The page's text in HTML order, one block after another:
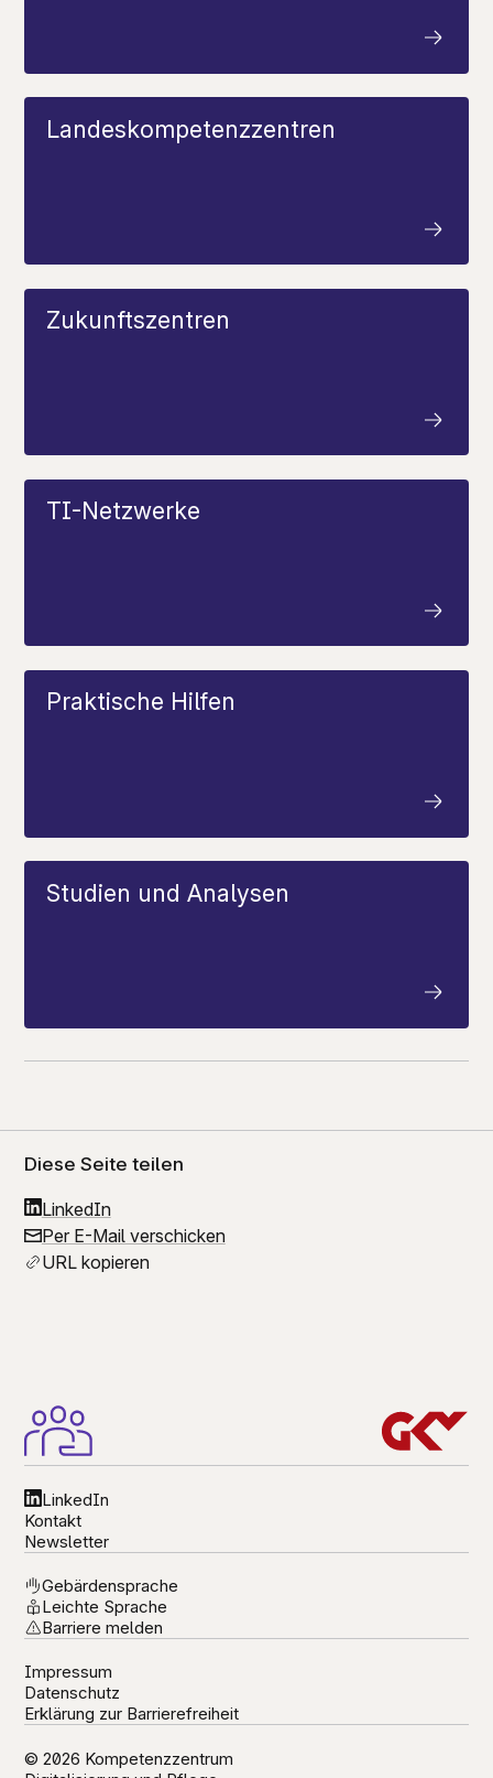
Landeskompetenzzentren
Zukunftszentren
TI-Netzwerke
Praktische Hilfen
Studien und Analysen
Diese Seite teilen
LinkedIn
Per E-Mail verschicken
URL kopieren
LinkedIn
Kontakt
Newsletter
Gebärdensprache
Leichte Sprache
Barriere melden
Impressum
Datenschutz
Erklärung zur Barrierefreiheit
© 2026 Kompetenzzentrum